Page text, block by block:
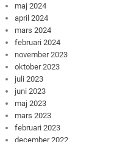
maj 2024
april 2024
mars 2024
februari 2024
november 2023
oktober 2023
juli 2023
juni 2023
maj 2023
mars 2023
februari 2023
december 2022